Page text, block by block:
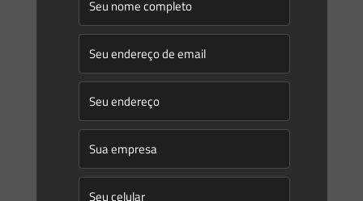
Saes Advogadoson
13/07/2026
Novidades | Âmbito Federal
PORTARIA IBAMA No 139, DE 30 DE JUNHO DE 2026 Institui o
PCMAI, contendo as diretrizes estratégicas